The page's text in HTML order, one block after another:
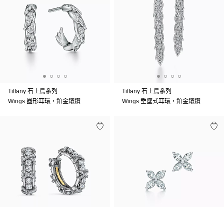
Tiffany 石上鳥系列
Wings 圈形耳環，鉑金鑲鑽
Tiffany 石上鳥系列
Wings 垂墜式耳環，鉑金鑲鑽